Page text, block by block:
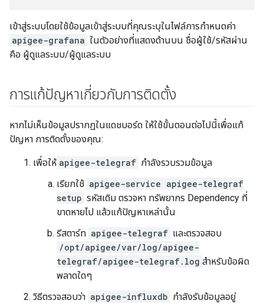
เข้าสู่ระบบโดยใช้ข้อมูลเข้าสู่ระบบที่คุณระบุในไฟล์การกำหนดค่า
apigee-grafana ในตัวอย่างที่แสดงด้านบน ชื่อผู้ใช้/รหัสผ่าน
คือ ผู้ดูแลระบบ/ผู้ดูแลระบบ
การแก้ปัญหาเกี่ยวกับการติดตั้ง
หากไม่เห็นข้อมูลปรากฏในแดชบอร์ด ให้ใช้ขั้นตอนต่อไปนี้เพื่อแก้
ปัญหา การติดตั้งของคุณ:
เพื่อให้ apigee-telegraf กำลังรวบรวมข้อมูล
เรียกใช้ apigee-service apigee-telegraf
setup รหัสเดิม ตรวจหา ทรัพยากร Dependency ที่
ขาดหายไป แล้วแก้ปัญหาเหล่านั้น
รีสตาร์ท apigee-telegraf และตรวจสอบ
/opt/apigee/var/log/apigee-
telegraf/apigee-telegraf.log สำหรับข้อผิด
พลาดใดๆ
วิธีตรวจสอบว่า apigee-influxdb กำลังรับข้อมูลอยู่